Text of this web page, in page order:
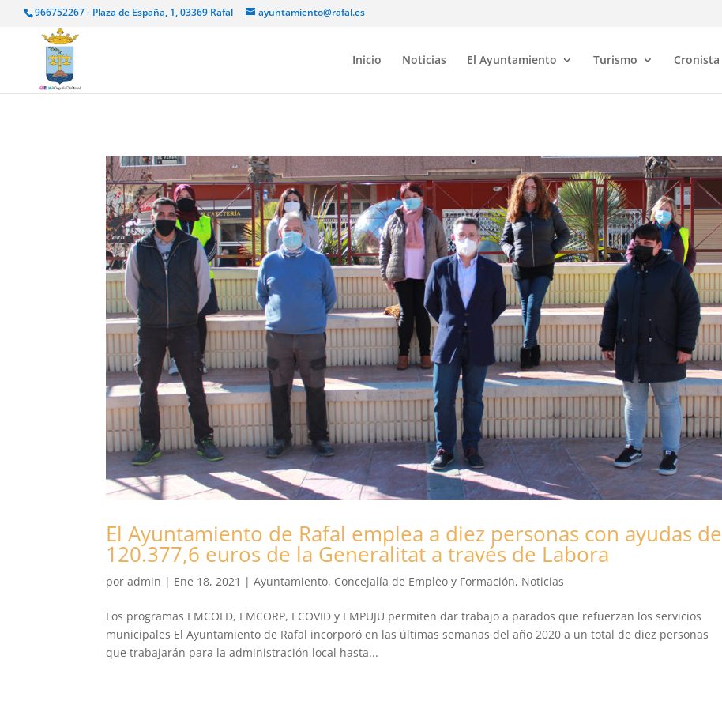
966752267 - Plaza de España, 1, 03369 Rafal ayuntamiento@rafal.es
Inicio Noticias El Ayuntamiento Turismo Cronista
El Ayuntamiento de Rafal emplea a diez personas con ayudas de
120.377,6 euros de la Generalitat a través de Labora
poradmin | Ene 18, 2021 |Ayuntamiento, Concejalía de Empleo y Formación, Noticias
Los programas EMCOLD, EMCORP, ECOVID y EMPUJU permiten dar trabajo a parados que refuerzan los servicios
municipales El Ayuntamiento de Rafal incorporó en las últimas semanas del año 2020 a un total de diez personas
que trabajarán para la administración local hasta...